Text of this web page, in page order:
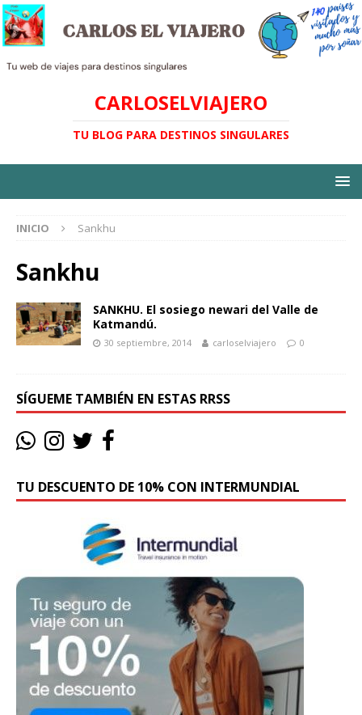
CARLOSELVIAJERO
TU BLOG PARA DESTINOS SINGULARES
INICIO Sankhu
Sankhu
SANKHU. El sosiego newari del Valle de
Katmandú.
30 septiembre, 2014 carloselviajero 0
SÍGUEME TAMBIÉN EN ESTAS RRSS
TU DESCUENTO DE 10% CON INTERMUNDIAL